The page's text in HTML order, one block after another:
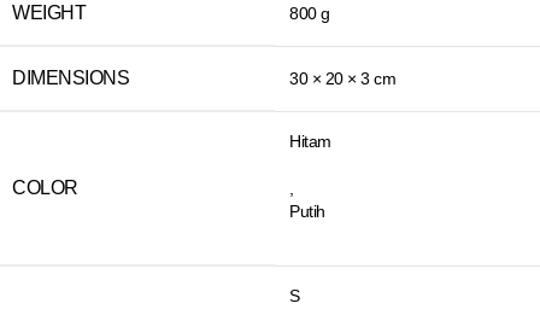
WEIGHT 800 g
DIMENSIONS 30 × 20 × 3 cm
COLOR
Hitam
Putih
S